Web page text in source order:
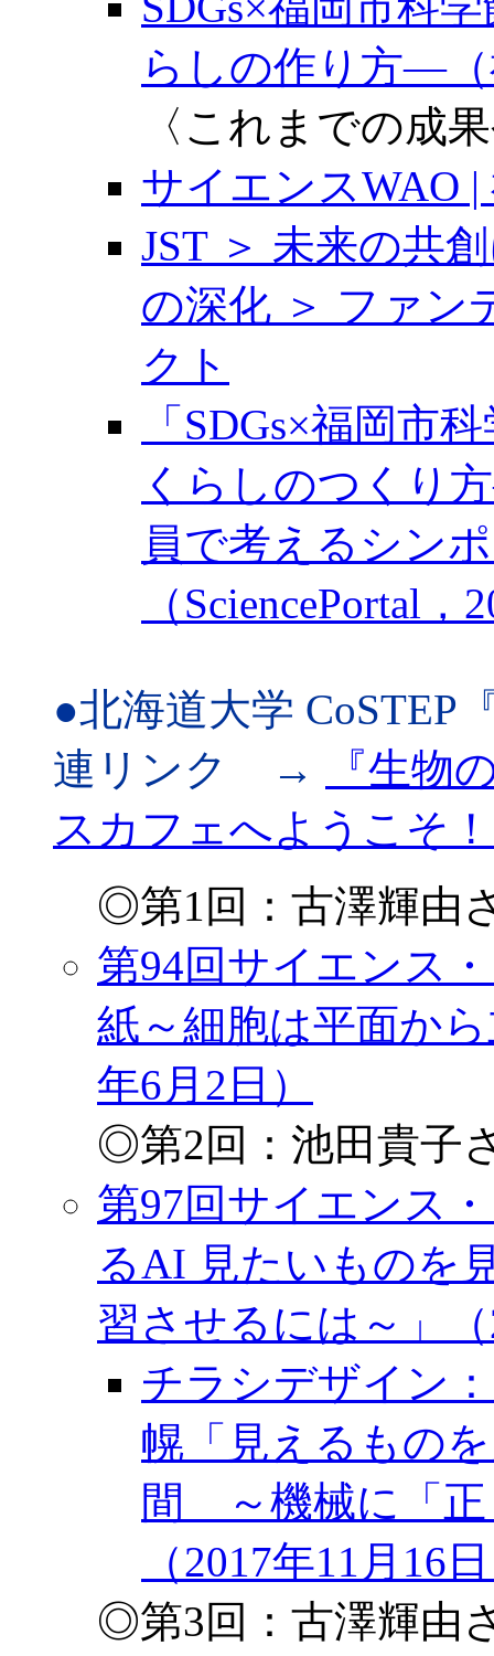
らしの作り方―（
〈これまでの成
サイエンスWAO
JST ＞ 未来の共
の深化 ＞ ファン
クト
「SDGs×福岡市
くらしのつくり
員で考えるシン
（SciencePortal，
●北海道大学 CoSTEP
連リンク →
『生物
スカフェへようこそ
◎第1回：古澤輝由
第94回サイエンス
紙～細胞は平面か
年6月2日）
◎第2回：池田貴子
第97回サイエンス
るAI 見たいものを
習させるには～」
チラシデザイン
幌「見えるもの
間 ～機械に「正
（2017年11月16
◎第3回：古澤輝由